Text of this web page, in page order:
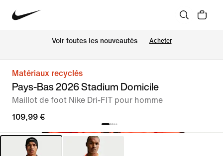
Voir toutes les nouveautés Acheter
Matériaux recyclés
Pays-Bas 2026 Stadium Domicile
Maillot de foot Nike Dri-FIT pour homme
109,99 €